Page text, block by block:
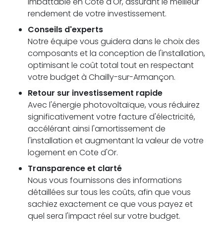
rendement de votre investissement.
Conseils d'experts
Notre équipe vous guidera dans le choix des
composants et la conception de l'installation,
optimisant le coût total tout en respectant
votre budget à Chailly-sur-Armançon.
Retour sur investissement rapide
Avec l'énergie photovoltaïque, vous réduirez
significativement votre facture d'électricité,
accélérant ainsi l'amortissement de
l'installation et augmentant la valeur de votre
logement en Cote d'Or.
Transparence et clarté
Nous vous fournissons des informations
détaillées sur tous les coûts, afin que vous
sachiez exactement ce que vous payez et
quel sera l'impact réel sur votre budget.